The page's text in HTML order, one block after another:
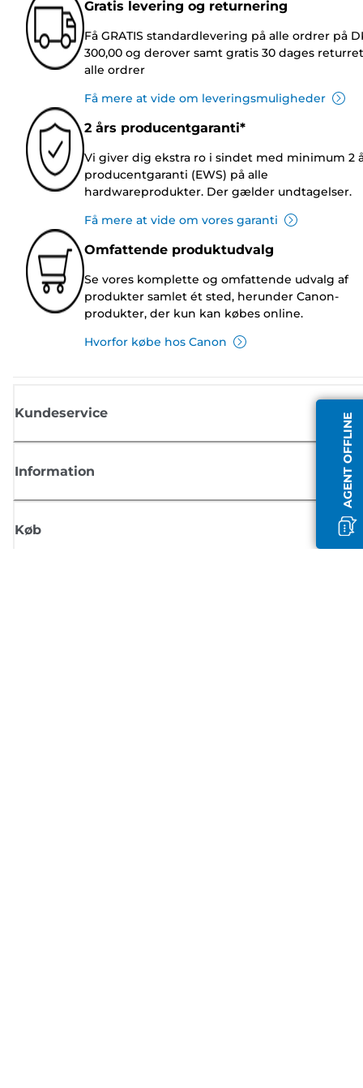
AGENT OFFLINE
Gratis levering og returnering
Få GRATIS standardlevering på alle ordrer på
300,00 og derover samt gratis 30 dages
alle ordrer
Få mere at vide om leveringsmuligheder
2 års producentgaranti*
Vi giver dig ekstra ro i sindet med minimum 2
producentgaranti (EWS) på alle
hardwareprodukter. Der gælder undtagelser.
Få mere at vide om vores garanti
Omfattende produktudvalg
Se vores komplette og omfattende udvalg af
produkter samlet ét sted, herunder Canon-
produkter, der kun kan købes online.
Hvorfor købe hos Canon
Kundeservice
Information
Køb